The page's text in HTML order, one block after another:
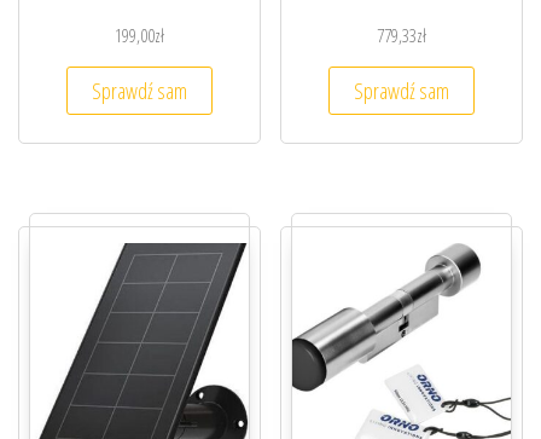
199,00zł
Sprawdź sam
779,33zł
Sprawdź sam